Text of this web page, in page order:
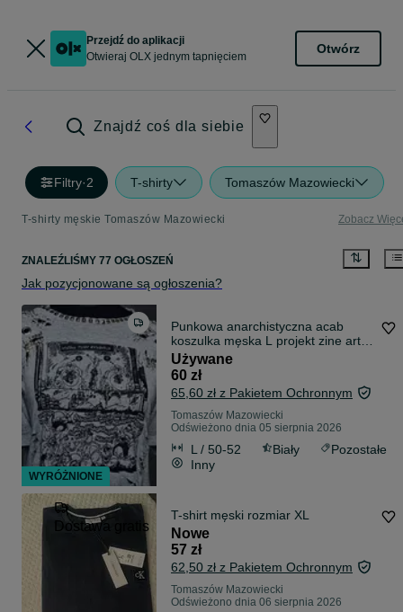
Przejdź do aplikacji
Otwieraj OLX jednym tapnięciem
Otwórz
Znajdź coś dla siebie
Filtry·2 T-shirty Tomaszów Mazowiecki
T-shirty męskie Tomaszów Mazowiecki Zobacz
ZNALEŹLIŚMY 77 OGŁOSZEŃ
Jak pozycjonowane są ogłoszenia?
Punkowa anarchistyczna acab
koszulka męska L projekt zine art
Lipa
Używane
60 zł
65,60 zł z Pakietem Ochronnym
Tomaszów Mazowiecki
Odświeżono dnia 05 sierpnia 2026
L / 50-52 Biały
Pozostałe
Inny
Dostawa gratis
T-shirt męski rozmiar XL
Nowe
57 zł
62,50 zł z Pakietem Ochronnym
Tomaszów Mazowiecki
Odświeżono dnia 06 sierpnia 2026
WYRÓŻNIONE